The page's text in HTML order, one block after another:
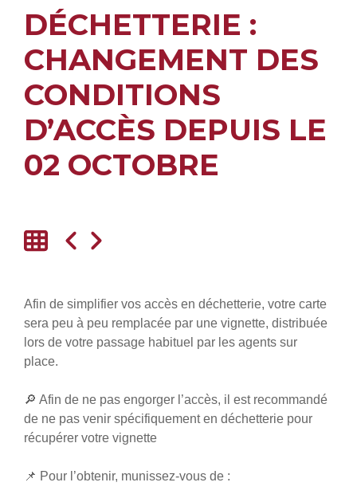
DÉCHETTERIE :
CHANGEMENT DES
CONDITIONS
D’ACCÈS DEPUIS LE
02 OCTOBRE
Afin de simplifier vos accès en déchetterie, votre carte
sera peu à peu remplacée par une vignette, distribuée
lors de votre passage habituel par les agents sur
place.
🔎 Afin de ne pas engorger l’accès, il est recommandé
de ne pas venir spécifiquement en déchetterie pour
récupérer votre vignette
📌 Pour l’obtenir, munissez-vous de :